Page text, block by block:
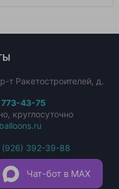
т Ракетостроителей, д.
43-75
круглосуточно
(926) 392-39-88
Чат-бот в MAX